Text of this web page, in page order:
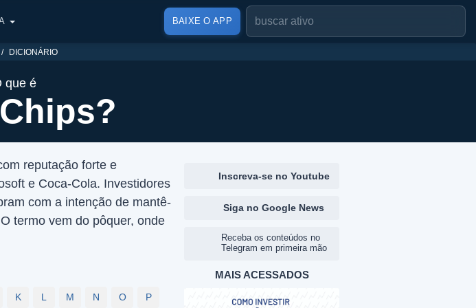
BAIXE O APP
DICIONÁRIO
que é
reputação forte e
e Coca-Cola. Investidores
com a intenção de mantê-
termo vem do pôquer, onde
K L M N O P
Inscreva-se no Youtube
Siga no Google News
Receba os conteúdos no
Telegram em primeira mão
MAIS ACESSADOS